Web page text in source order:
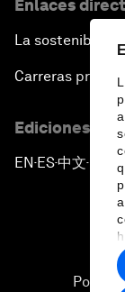
Enlaces
La sostenibilidad
Carreras
Ediciones en
EN ▪ES▪中文▪ 日本
Política